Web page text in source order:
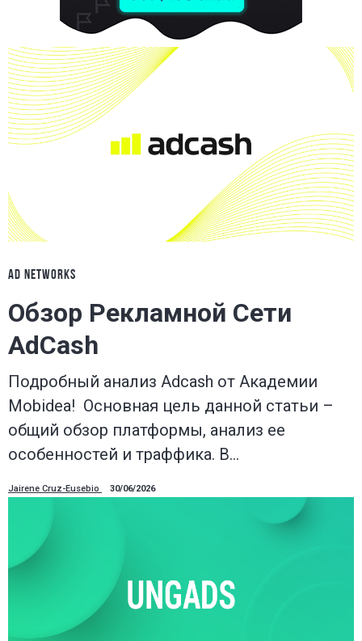
AD NETWORKS
Обзор Рекламной Сети
AdCash
Подробный анализ Adcash от Академии
Mobidea! Основная цель данной статьи –
общий обзор платформы, анализ ее
особенностей и траффика. В…
Jairene Cruz-Eusebio 30/06/2026